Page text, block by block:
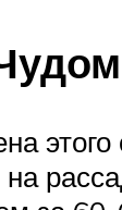
этого